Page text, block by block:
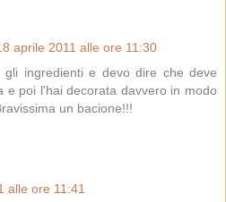
aprile 2011 alle ore 11:30
ingredienti e devo dire che deve
e poi l'hai decorata davvero in modo
un bacione!!!
alle ore 11:41